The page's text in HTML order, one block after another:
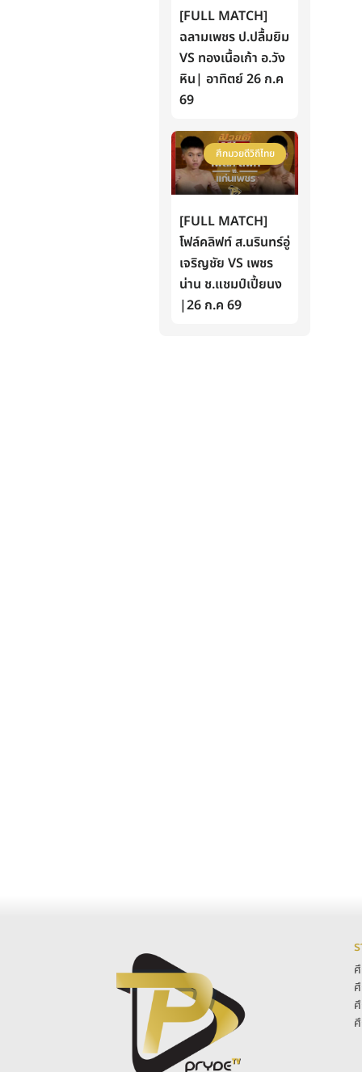
[FULL MATCH]
ฉลามเพชร ป.ปลื้มยิม
VS ทองเนื้อเก้า อ.วัง
หิน| อาทิตย์ 26 ก.ค
69
ศึกมวยดีวิถีไทย
[FULL MATCH]
โฟล์คลิฟท์ ส.นรินทร์อู่
เจริญชัย VS เพชร
น่าน ช.แชมป์เปี้ยนง
|26 ก.ค 69